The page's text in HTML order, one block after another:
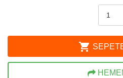
shopping_cart